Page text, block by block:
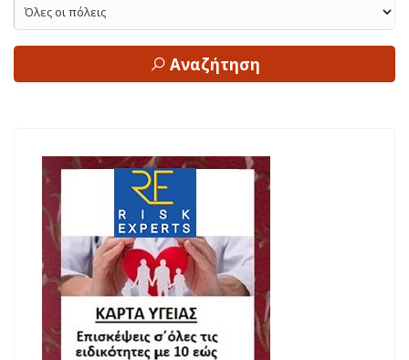
Αναζήτηση